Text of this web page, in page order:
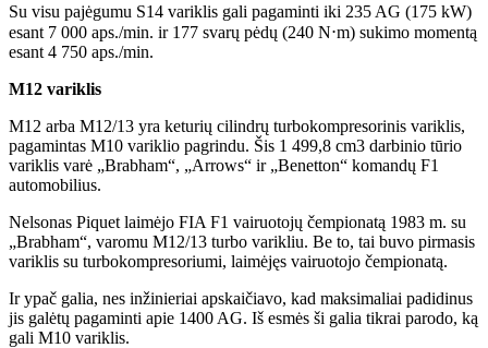
Su visu pajėgumu S14 variklis gali pagaminti iki 235 AG (175 kW)
esant 7 000 aps./min. ir 177 svarų pėdų (240 N⋅m) sukimo momentą
esant 4 750 aps./min.
M12 variklis
M12 arba M12/13 yra keturių cilindrų turbokompresorinis variklis,
pagamintas M10 variklio pagrindu. Šis 1 499,8 cm3 darbinio tūrio
variklis varė „Brabham“, „Arrows“ ir „Benetton“ komandų F1
automobilius.
Nelsonas Piquet laimėjo FIA F1 vairuotojų čempionatą 1983 m. su
„Brabham“, varomu M12/13 turbo varikliu. Be to, tai buvo pirmasis
variklis su turbokompresoriumi, laimėjęs vairuotojo čempionatą.
Ir ypač galia, nes inžinieriai apskaičiavo, kad maksimaliai padidinus
jis galėtų pagaminti apie 1400 AG. Iš esmės ši galia tikrai parodo, ką
gali M10 variklis.